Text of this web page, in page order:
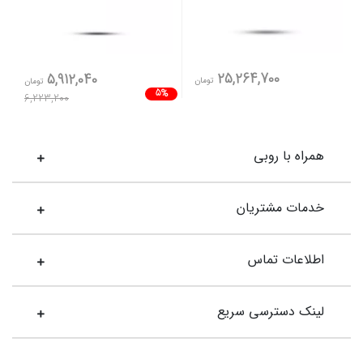
25,264,700 تومان
5%
5,912,040 تومان
6,223,200
همراه با روبی
خدمات مشتریان
اطلاعات تماس
لینک دسترسی سریع